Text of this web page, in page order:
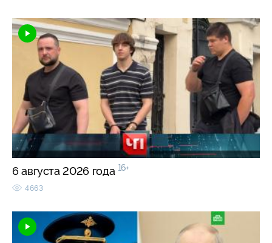
6 августа 2026 года 16+
4663